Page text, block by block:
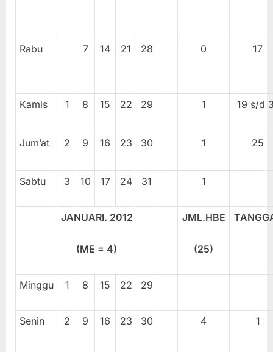
Rabu 7 14 21 28 0 17
Kamis 1 8 15 22 29 1 19 s/d
Jum’at 2 9 16 23 30 1 25
Sabtu 3 10 17 24 31 1
JANUARI. 2012
(ME = 4)
JML.HBE
(25)
Minggu 1 8 15 22 29
Senin 2 9 16 23 30 4 1